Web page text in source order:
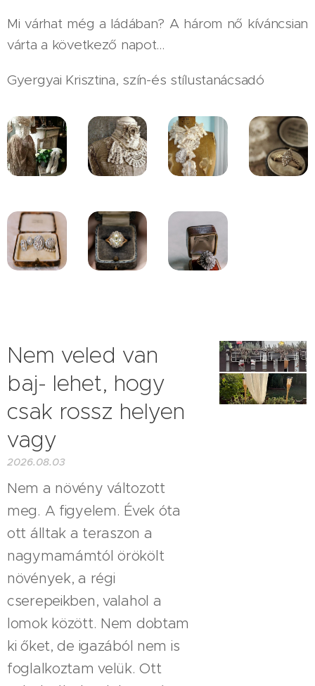
Mi várhat még a ládában? A három nő kíváncsian
várta a következő napot…
Gyergyai Krisztina, szín-és stílustanácsadó
Nem veled van
baj- lehet, hogy
csak rossz helyen
vagy
2026.08.03
Nem a növény változott
meg. A figyelem. Évek óta
ott álltak a teraszon a
nagymamámtól örökölt
növények, a régi
cserepeikben, valahol a
lomok között. Nem dobtam
ki őket, de igazából nem is
foglalkoztam velük. Ott